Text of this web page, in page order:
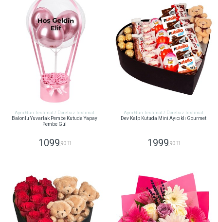
Aynı Gün Teslimat / Ücretsiz Teslimat
Balonlu Yuvarlak Pembe Kutuda Yapay
Pembe Gül
1099,90 TL
Aynı Gün Teslimat / Ücretsiz Teslimat
Dev Kalp Kutuda Mini Ayıcıklı Gourmet
1999,90 TL